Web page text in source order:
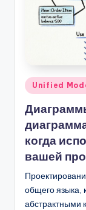
Опубликовано
Unified
когда
вашей
общего языка,
абстрактными